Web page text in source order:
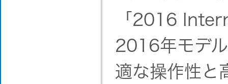
「2016
2016年モデ
適な操作性と